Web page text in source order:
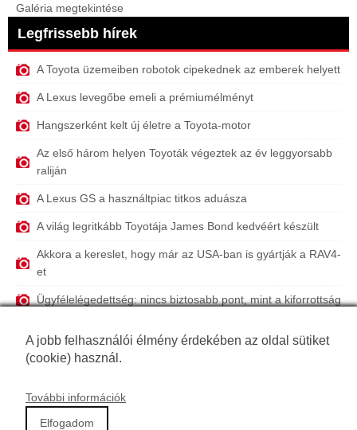
Galéria megtekintése
Legfrissebb hírek
A Toyota üzemeiben robotok cipekednek az emberek helyett
A Lexus levegőbe emeli a prémiumélményt
Hangszerként kelt új életre a Toyota-motor
Az első három helyen Toyoták végeztek az év leggyorsabb
raliján
A Lexus GS a használtpiac titkos aduásza
A világ legritkább Toyotája James Bond kedvéért készült
Akkora a kereslet, hogy már az USA-ban is gyártják a RAV4-
et
Ügyfélelégedettség: nincs biztosabb pont, mint a kiforrottság
Reklám helyett történetmesélés – a Lexus új filozófiája
A jobb felhasználói élmény érdekében az oldal sütiket
(cookie) használ.
További információk
Elfogadom